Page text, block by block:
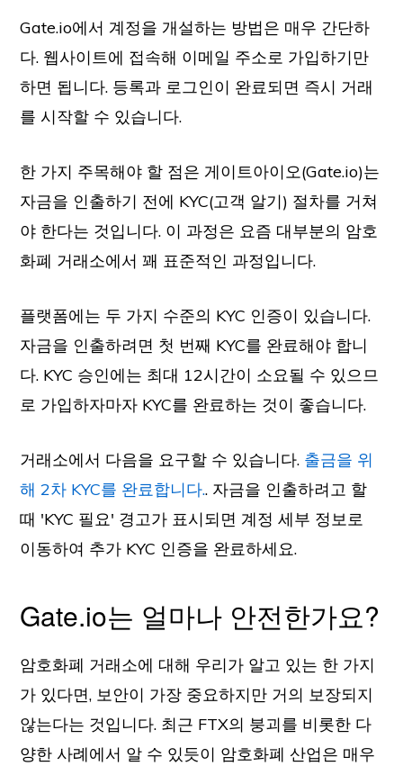
Gate.io에서 계정을 개설하는 방법은 매우 간단하
다. 웹사이트에 접속해 이메일 주소로 가입하기만
하면 됩니다. 등록과 로그인이 완료되면 즉시 거래
를 시작할 수 있습니다.
한 가지 주목해야 할 점은 게이트아이오(Gate.io)는
자금을 인출하기 전에 KYC(고객 알기) 절차를 거쳐
야 한다는 것입니다. 이 과정은 요즘 대부분의 암호
화폐 거래소에서 꽤 표준적인 과정입니다.
플랫폼에는 두 가지 수준의 KYC 인증이 있습니다.
자금을 인출하려면 첫 번째 KYC를 완료해야 합니
다. KYC 승인에는 최대 12시간이 소요될 수 있으므
로 가입하자마자 KYC를 완료하는 것이 좋습니다.
거래소에서 다음을 요구할 수 있습니다. 출금을 위
해 2차 KYC를 완료합니다.. 자금을 인출하려고 할
때 'KYC 필요' 경고가 표시되면 계정 세부 정보로
이동하여 추가 KYC 인증을 완료하세요.
Gate.io는 얼마나 안전한가요?
암호화폐 거래소에 대해 우리가 알고 있는 한 가지
가 있다면, 보안이 가장 중요하지만 거의 보장되지
않는다는 것입니다. 최근 FTX의 붕괴를 비롯한 다
양한 사례에서 알 수 있듯이 암호화폐 산업은 매우